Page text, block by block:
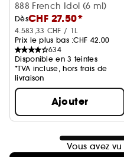
Encre à Lèvres Semi-
888 French Idol (6 ml)
DèsCHF 27.50*
4.583,33 CHF / 1L
Prix le plus bas :CHF 42.00
634
Disponible en 3 teintes
*TVA incluse, hors frais de
livraison
Ajouter
Vous avez